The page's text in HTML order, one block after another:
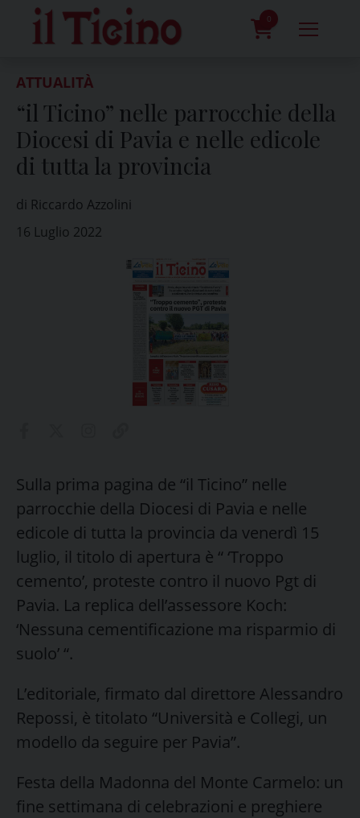
content
0
ATTUALITÀ
“il Ticino” nelle parrocchie della
Diocesi di Pavia e nelle edicole
di tutta la provincia
di Riccardo Azzolini
16 Luglio 2022
Sulla prima pagina de “il Ticino” nelle
parrocchie della Diocesi di Pavia e nelle
edicole di tutta la provincia da venerdì 15
luglio, il titolo di apertura è “ ‘Troppo
cemento’, proteste contro il nuovo Pgt di
Pavia. La replica dell’assessore Koch:
‘Nessuna cementificazione ma risparmio di
suolo’ “.
L’editoriale, firmato dal direttore Alessandro
Repossi, è titolato “Università e Collegi, un
modello da seguire per Pavia”.
Festa della Madonna del Monte Carmelo: un
fine settimana di celebrazioni e preghiere